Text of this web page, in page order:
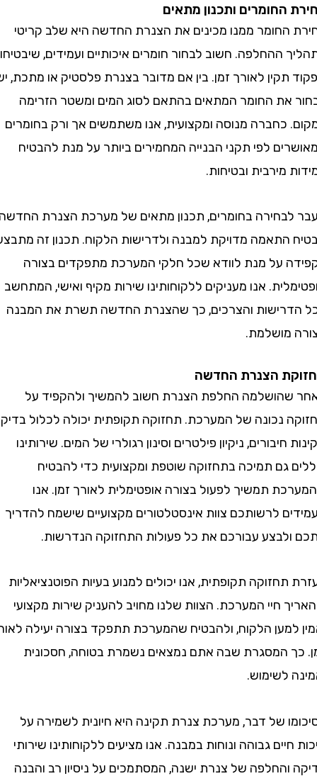
ותכנון מתאים
ממנו מכינים את הצנרת החדשה היא שלב קריטי
ההחלפה. חשוב לבחור חומרים איכותיים ועמידים, שיבטיחו
לאורך זמן. בין אם מדובר בצנרת פלסטיק או מתכת, יש
החומר המתאים בהתאם לסוג המים ומשטר הזרימה
כחברה מנוסה ומקצועית, אנו משתמשים אך ורק בחומרים
לפי תקני הבנייה המחמירים ביותר על מנת להבטיח
מירבית ובטיחות.
בחומרים, תכנון מתאים של מערכת הצנרת החדשה
מדויקת למבנה ולדרישות הלקוח. תכנון זה מתבצע
על מנת לוודא שכל חלקי המערכת מתפקדים בצורה
אנו מעניקים ללקוחותינו שירות מקיף ואישי, המתחשב
והצרכים, כך שהצנרת החדשה תשרת את המבנה
הצנרת החדשה
החלפת הצנרת חשוב להמשיך ולהקפיד על
נכונה של המערכת. תחזוקה תקופתית יכולה לכלול בדיקת
ניקיון פילטרים וסינון רגולרי של המים. שירותינו
גם תמיכה בתחזוקה שוטפת ומקצועית כדי להבטיח
תמשיך לפעול בצורה אופטימלית לאורך זמן. אנו
לרשותכם צוות אינסטלטורים מקצועיים שישמח להדריך
עבורכם את כל פעולות התחזוקה הנדרשות.
תקופתית, אנו יכולים למנוע בעיות הפוטנציאליות
חיי המערכת. הצוות שלנו מחויב להעניק שירות מקצועי
הלקוח, ולהבטיח שהמערכת תתפקד בצורה יעילה לאורך
המסגרת שבה אתם נמצאים נשמרת בטוחה, חסכונית
לשימוש.
של דבר, מערכת צנרת תקינה היא חיונית לשמירה על
גבוהה ונוחות במבנה. אנו מציעים ללקוחותינו שירותי
של צנרת ישנה, המסתמכים על ניסיון רב והבנה